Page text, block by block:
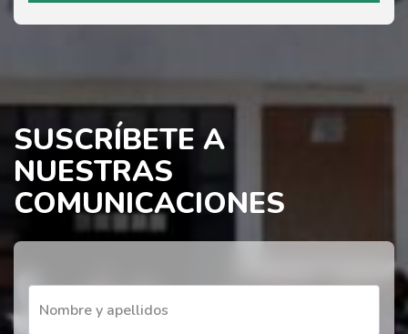
SUSCRÍBETE A
NUESTRAS
COMUNICACIONES
Nombre y apellidos